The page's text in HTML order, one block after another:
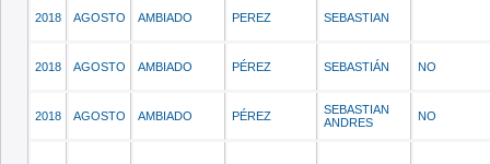
2018 AGOSTO AMBIADO PEREZ SEBASTIAN
2018 AGOSTO AMBIADO PÉREZ SEBASTIÁN NO
2018 AGOSTO AMBIADO PÉREZ
SEBASTIAN
ANDRES
NO